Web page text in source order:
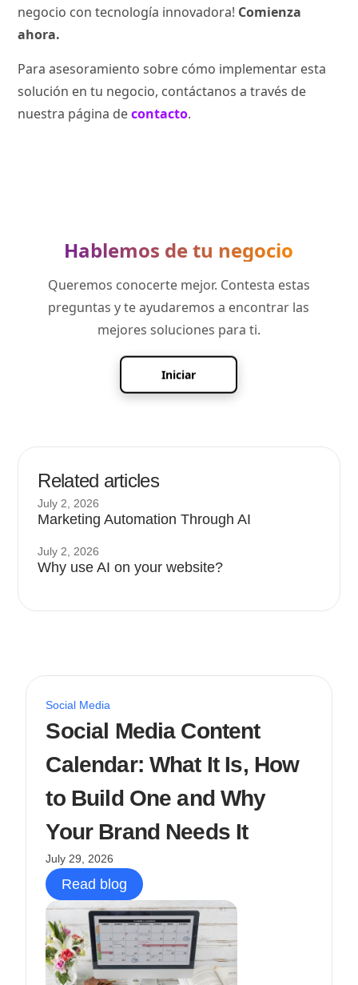
negocio con tecnología innovadora! Comienza
ahora.
Para asesoramiento sobre cómo implementar esta
solución en tu negocio, contáctanos a través de
nuestra página decontacto.
Hablemos de tu negocio
Queremos conocerte mejor. Contesta estas
preguntas y te ayudaremos a encontrar las
mejores soluciones para ti.
Iniciar
Related articles
July 2, 2026
Marketing Automation Through AI
July 2, 2026
Why use AI on your website?
Social Media
Social Media Content
Calendar: What It Is, How
to Build One and Why
Your Brand Needs It
July 29, 2026
Read blog